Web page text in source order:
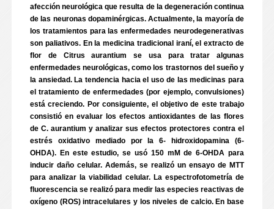
afección neurológica que resulta de la degeneración continua
de las neuronas dopaminérgicas. Actualmente, la mayoría de
los tratamientos para las enfermedades neurodegenerativas
son paliativos. En la medicina tradicional iraní, el extracto de
flor de Citrus aurantium se usa para tratar algunas
enfermedades neurológicas, como los trastornos del sueño y
la ansiedad. La tendencia hacia el uso de las medicinas para
el tratamiento de enfermedades (por ejemplo, convulsiones)
está creciendo. Por consiguiente, el objetivo de este trabajo
consistió en evaluar los efectos antioxidantes de las flores
de C. aurantium y analizar sus efectos protectores contra el
estrés oxidativo mediado por la 6- hidroxidopamina (6-
OHDA). En este estudio, se usó 150 mM de 6-OHDA para
inducir daño celular. Además, se realizó un ensayo de MTT
para analizar la viabilidad celular. La espectrofotometría de
fluorescencia se realizó para medir las especies reactivas de
oxígeno (ROS) intracelulares y los niveles de calcio. En base